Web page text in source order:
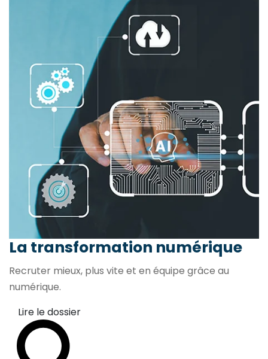
La transformation numérique
Recruter mieux, plus vite et en équipe grâce au
numérique.
Lire le dossier